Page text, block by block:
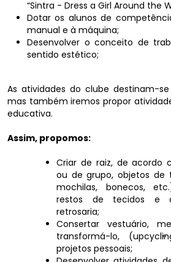
“Sintra - Dress a Girl Around the
Dotar os alunos de
manual e à máquina;
Desenvolver o conceito de
sentido estético;
As atividades do clube destinam-
mas também iremos propor
educativa.
Assim, propomos:
Criar de raiz, de acordo
ou de grupo, objetos de
mochilas, bonecos,
restos de tecidos e
retrosaria;
Consertar vestuário,
transformá-lo,
projetos pessoais;